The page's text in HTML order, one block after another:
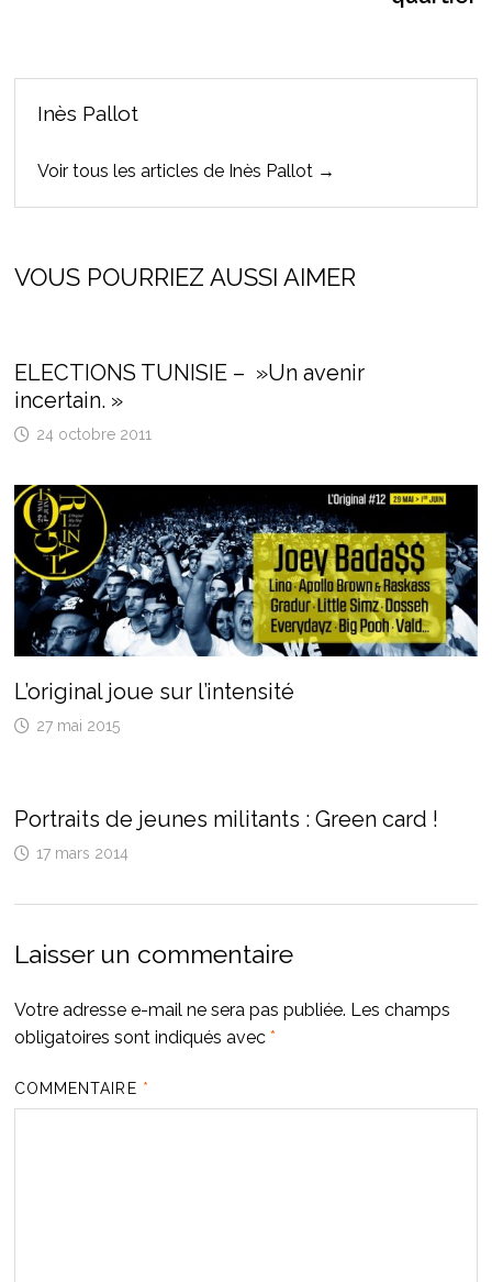
Inès Pallot
Voir tous les articles de Inès Pallot →
VOUS POURRIEZ AUSSI AIMER
ELECTIONS TUNISIE – »Un avenir
incertain. »
24 octobre 2011
L’original joue sur l’intensité
27 mai 2015
Portraits de jeunes militants : Green card !
17 mars 2014
Laisser un commentaire
Votre adresse e-mail ne sera pas publiée. Les champs
obligatoires sont indiqués avec *
COMMENTAIRE *